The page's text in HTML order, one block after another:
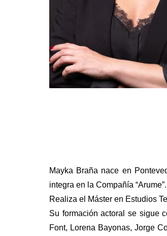
Mayka Braña nace en
integra en la Compañía “Arume”.
Realiza el Máster en Estudios
Su formación actoral se sigue
Font, Lorena Bayonas, Jorge